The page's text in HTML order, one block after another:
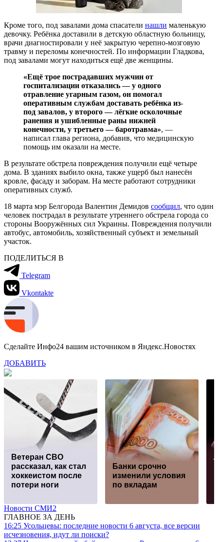
Кроме того, под завалами дома спасатели нашли маленькую
девочку. Ребёнка доставили в детскую областную больницу,
врачи диагностировали у неё закрытую черепно-мозговую
травму и переломы конечностей. По информации Гладкова,
под завалами могут находиться ещё две женщины.
«Ещё трое пострадавших мужчин от
госпитализации отказались — у одного
отравление угарным газом, он помогал
оперативным службам доставать ребёнка из-
под завалов, у второго — лёгкие осколочные
ранения и ушибленные раны нижней
конечности, у третьего — баротравма», —
написал глава региона, добавив, что медицинскую
помощь им оказали на месте.
В результате обстрела повреждения получили ещё четыре
дома. В зданиях выбило окна, также ущерб был нанесён
кровле, фасаду и заборам. На месте работают сотрудники
оперативных служб.
18 марта мэр Белгорода Валентин Демидов сообщил, что один
человек пострадал в результате утреннего обстрела города со
стороны Вооружённых сил Украины. Повреждения получили
автобус, автомобиль, хозяйственный субъект и земельный
участок.
ПОДЕЛИТЬСЯ В
Telegram
Vkontakte
Сделайте Инфо24 вашим источником в Яндекс.Новостях
ДОБАВИТЬ
Ветеран СВО
рассказал, как стал
хоккеистом после
потери ноги
Банки срочно
изменили условия
по вкладам
Новости СМИ2
ГЛАВНОЕ ЗА ДЕНЬ
16:25 Усольцевы: последние новости 6 августа, все версии
исчезновения, идут ли поиски?